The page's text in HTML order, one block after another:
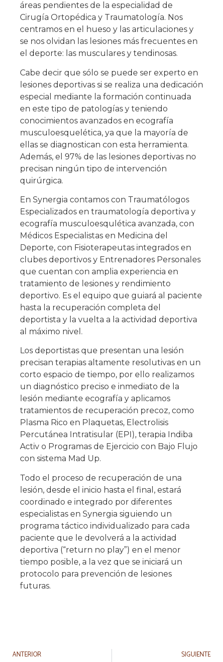
áreas pendientes de la especialidad de
Cirugía Ortopédica y Traumatología. Nos
centramos en el hueso y las articulaciones y
se nos olvidan las lesiones más frecuentes en
el deporte: las musculares y tendinosas.
Cabe decir que sólo se puede ser experto en
lesiones deportivas si se realiza una dedicación
especial mediante la formación continuada
en este tipo de patologías y teniendo
conocimientos avanzados en ecografía
musculoesquelética, ya que la mayoría de
ellas se diagnostican con esta herramienta.
Además, el 97% de las lesiones deportivas no
precisan ningún tipo de intervención
quirúrgica.
En Synergia contamos con Traumatólogos
Especializados en traumatología deportiva y
ecografía musculoesqulética avanzada, con
Médicos Especialistas en Medicina del
Deporte, con Fisioterapeutas integrados en
clubes deportivos y Entrenadores Personales
que cuentan con amplia experiencia en
tratamiento de lesiones y rendimiento
deportivo. Es el equipo que guiará al paciente
hasta la recuperación completa del
deportista y la vuelta a la actividad deportiva
al máximo nivel.
Los deportistas que presentan una lesión
precisan terapias altamente resolutivas en un
corto espacio de tiempo, por ello realizamos
un diagnóstico preciso e inmediato de la
lesión mediante ecografía y aplicamos
tratamientos de recuperación precoz, como
Plasma Rico en Plaquetas, Electrolisis
Percutánea Intratisular (EPI), terapia Indiba
Activ o Programas de Ejercicio con Bajo Flujo
con sistema Mad Up.
Todo el proceso de recuperación de una
lesión, desde el inicio hasta el final, estará
coordinado e integrado por diferentes
especialistas en Synergia siguiendo un
programa táctico individualizado para cada
paciente que le devolverá a la actividad
deportiva (“return no play”) en el menor
tiempo posible, a la vez que se iniciará un
protocolo para prevención de lesiones
futuras.
ANTERIOR SIGUIENTE